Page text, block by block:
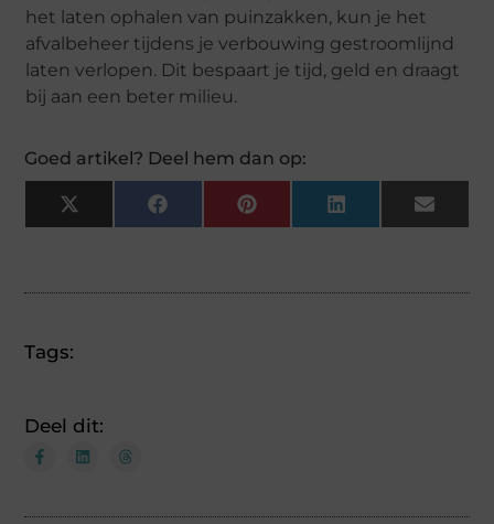
het laten ophalen van puinzakken, kun je het
afvalbeheer tijdens je verbouwing gestroomlijnd
laten verlopen. Dit bespaart je tijd, geld en draagt
bij aan een beter milieu.
Goed artikel? Deel hem dan op:
X
(Twitter)
FacebookPinterestLinkedInEmail
Tags:
Deel dit: